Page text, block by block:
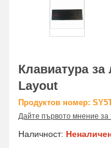
Клавиатура за
Layout
Продуктов номер:
Дайте първото мнение за
Наличност: